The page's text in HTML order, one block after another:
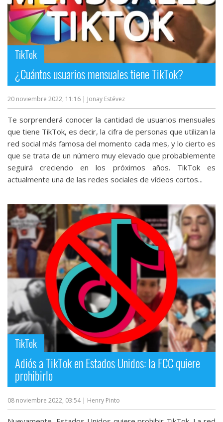
TikTok
¿Cuántos usuarios mensuales tiene TikTok?
20 noviembre 2022, 11:16 | Jonay Estévez
Te sorprenderá conocer la cantidad de usuarios mensuales
que tiene TikTok, es decir, la cifra de personas que utilizan la
red social más famosa del momento cada mes, y lo cierto es
que se trata de un número muy elevado que probablemente
seguirá creciendo en los próximos años. TikTok es
actualmente una de las redes sociales de vídeos cortos...
TikTok
Adiós a TikTok en Estados Unidos: la FCC quiere
prohibirlo
08 noviembre 2022, 03:54 | Henry Pinto